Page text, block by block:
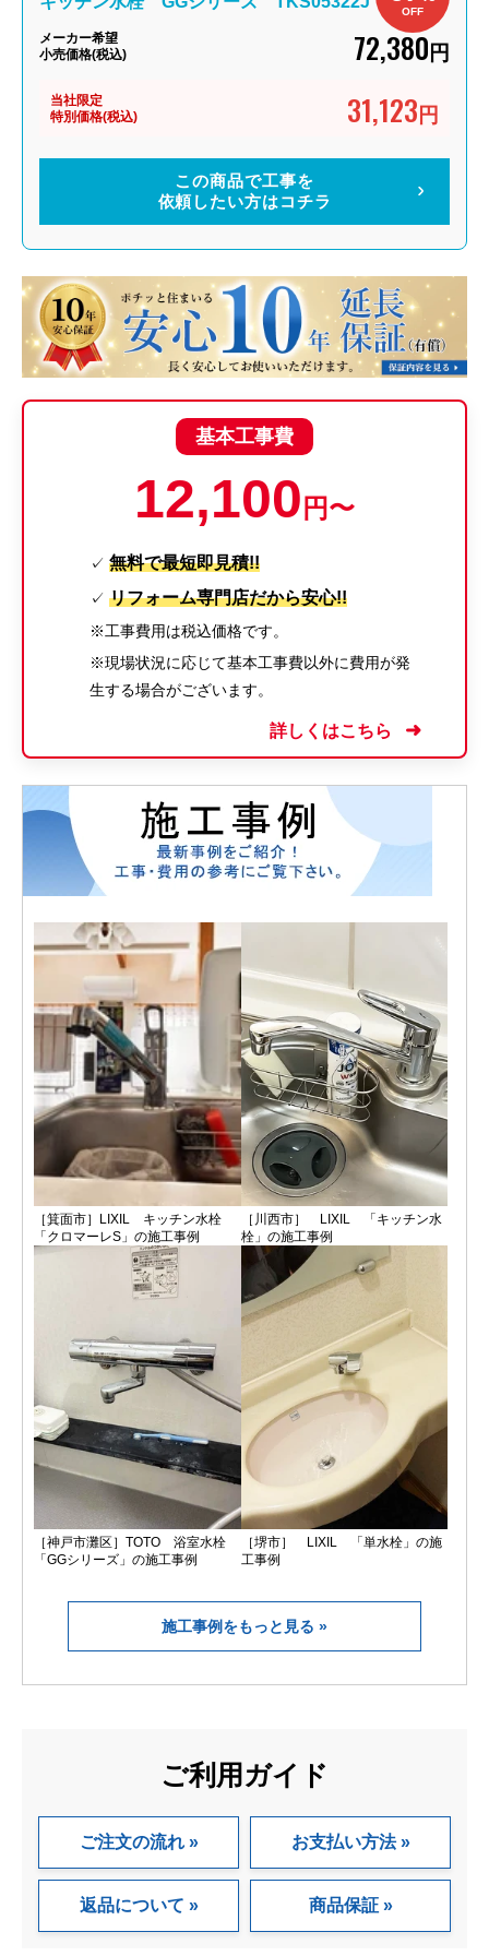
OFF
メーカー希望
小売価格(税込)
72,380 円
当社限定
特別価格(税込)
31,123 円
この商品で工事を
依頼したい方はコチラ
基本工事費
12,100 円〜
✓ 無料で最短即見積!!
✓ リフォーム専門店だから安心!!
※工事費用は税込価格です。
※現場状況に応じて基本工事費以外に費用が発
生する場合がございます。
詳しくはこちら
［箕面市］LIXIL キッチン水栓
「クロマーレS」の施工事例
［川西市］ LIXIL 「キッチン水
栓」の施工事例
［神戸市灘区］TOTO 浴室水栓
「GGシリーズ」の施工事例
［堺市］ LIXIL 「単水栓」の施
工事例
施工事例をもっと見る
ご利用ガイド
ご注文の流れ お支払い方法
返品について 商品保証